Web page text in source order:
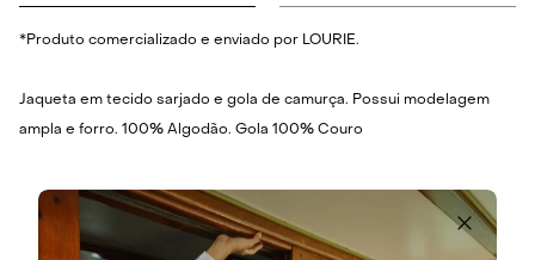
*Produto comercializado e enviado por LOURIE.
Jaqueta em tecido sarjado e gola de camurça. Possui modelagem
ampla e forro. 100% Algodão. Gola 100% Couro